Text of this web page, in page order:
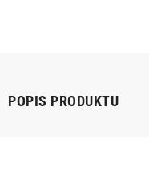
POPIS PRODUKTU